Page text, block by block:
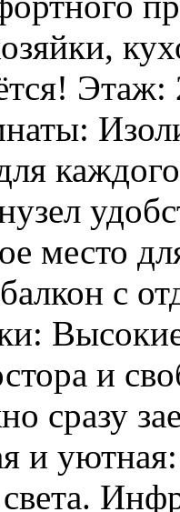
место
с
и
сразу
и
света.